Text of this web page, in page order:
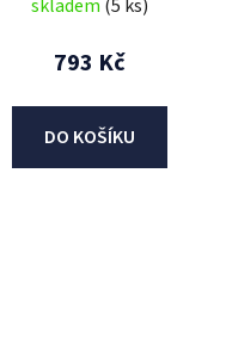
skladem (5 ks)
793 Kč
DO KOŠÍKU